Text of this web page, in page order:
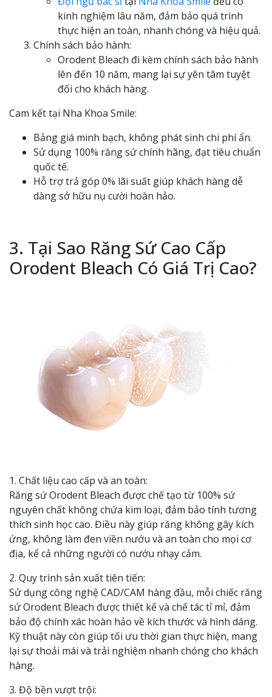
kinh nghiệm lâu năm, đảm bảo quá trình
thực hiện an toàn, nhanh chóng và hiệu quả.
Chính sách bảo hành:
Orodent Bleach đi kèm chính sách bảo hành
lên đến 10 năm, mang lại sự yên tâm tuyệt
đối cho khách hàng.
Cam kết tại Nha Khoa Smile:
Bảng giá minh bạch, không phát sinh chi phí ẩn.
Sử dụng 100% răng sứ chính hãng, đạt tiêu chuẩn
quốc tế.
Hỗ trợ trả góp 0% lãi suất giúp khách hàng dễ
dàng sở hữu nụ cười hoàn hảo.
3. Tại Sao Răng Sứ Cao Cấp
Orodent Bleach Có Giá Trị Cao?
1. Chất liệu cao cấp và an toàn:
Răng sứ Orodent Bleach được chế tạo từ 100% sứ
nguyên chất không chứa kim loại, đảm bảo tính tương
thích sinh học cao. Điều này giúp răng không gây kích
ứng, không làm đen viền nướu và an toàn cho mọi cơ
địa, kể cả những người có nướu nhạy cảm.
2. Quy trình sản xuất tiên tiến:
Sử dụng công nghệ CAD/CAM hàng đầu, mỗi chiếc răng
sứ Orodent Bleach được thiết kế và chế tác tỉ mỉ, đảm
bảo độ chính xác hoàn hảo về kích thước và hình dáng.
Kỹ thuật này còn giúp tối ưu thời gian thực hiện, mang
lại sự thoải mái và trải nghiệm nhanh chóng cho khách
hàng.
3. Độ bền vượt trội: